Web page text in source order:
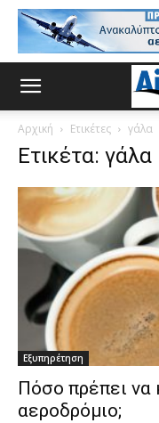
Αρχική Ετικέτες γάλα
Ετικέτα: γάλα
Εξυπηρέτηση
Πόσο πρέπει να
αεροδρόμιο;